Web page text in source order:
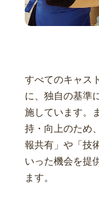
すべてのキャス
に、独自の基準
施しています。
持・向上のため
報共有」や「技
いった機会を提
ます。